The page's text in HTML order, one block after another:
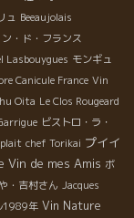
ュ Beeaujolais
・ド・フランス
Lasbouygues モンギュ
Canicule France Vin
Oita Le Clos Rougeard
ビストロ・ラ・
chef Torikai プイイ
Vin de mes Amis ボ
・吉村さん Jacques
1989年 Vin Nature